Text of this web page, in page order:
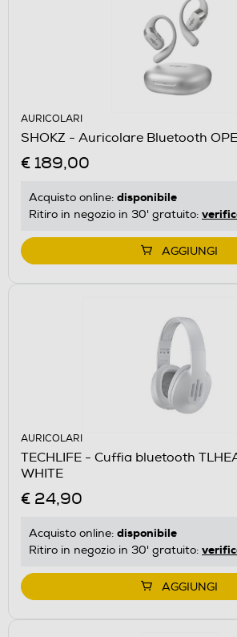
AURICOLARI
SHOKZ - Auricolare Bluetooth
€ 189,00
Acquisto online: disponibile
Ritiro in negozio in 30' gratuito:
AGGIUNGI
AURICOLARI
TECHLIFE - Cuffia bluetooth
WHITE
€ 24,90
Acquisto online: disponibile
Ritiro in negozio in 30' gratuito:
AGGIUNGI